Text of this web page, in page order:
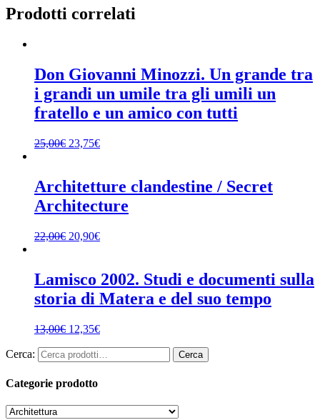
Prodotti correlati
Don Giovanni Minozzi. Un grande tra
i grandi un umile tra gli umili un
fratello e un amico con tutti
25,00€ 23,75€
Architetture clandestine / Secret
Architecture
22,00€ 20,90€
Lamisco 2002. Studi e documenti sulla
storia di Matera e del suo tempo
13,00€ 12,35€
Cerca: Cerca
Categorie prodotto